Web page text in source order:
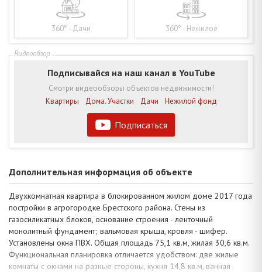
360° - Дачи 360° - Нежилое
Подписаться
Подписывайся на наш канал в YouTube
Смотри видеообзоры объектов недвижимости!
Квартиры
Дома. Участки Дачи Нежилой фонд
Дополнительная информация об объекте
Двухкомнатная квартира в блокированном жилом доме 2017 года
постройки в агрогородке Брестского района. Стены из
газосиликатных блоков, основание строения - ленточный
монолитный фундамент; вальмовая крыша, кровля - шифер.
Установлены окна ПВХ. Общая площадь 75,1 кв.м, жилая 30,6 кв.м.
Функциональная планировка отличается удобством: две жилые
комнаты с окнами на разные стороны, кухня 14,8 кв.м, ванная